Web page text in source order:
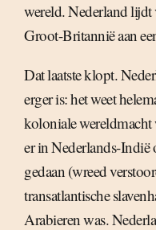
wereld. Nederland
Groot-Britannië aan
Dat laatste klopt.
erger is: het weet
koloniale wereldmacht
er in Nederlands-
gedaan (wreed
transatlantische
Arabieren was.